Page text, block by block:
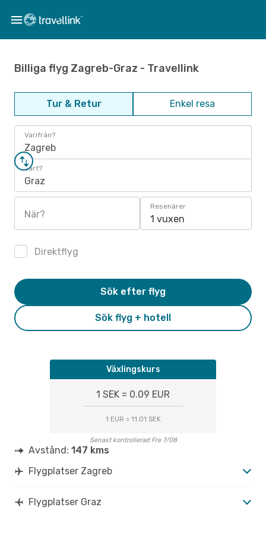
Billiga flyg Zagreb-Graz - Travellink
Tur & Retur Enkel resa
Varifrån?
Zagreb
Vart?
Graz
När?
Resenärer
1 vuxen
Direktflyg
Sök flyg + hotell
Sök efter flyg
Växlingskurs
1 SEK = 0.09 EUR
1 EUR = 11.01 SEK
Senast kontrollerad Fre 7/08
Avstånd: 147 kms
Flygplatser Zagreb
Flygplatser Graz